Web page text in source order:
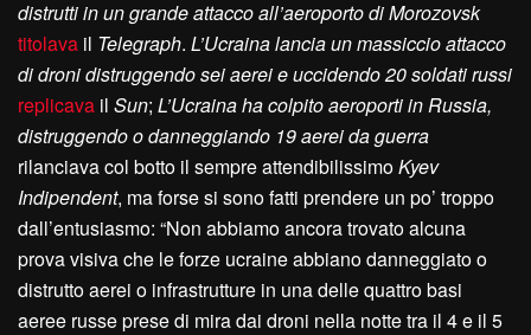
distrutti in un grande attacco all’aeroporto di Morozovsk
titolava il Telegraph. L’Ucraina lancia un massiccio attacco
di droni distruggendo sei aerei e uccidendo 20 soldati russi
replicava il Sun; L’Ucraina ha colpito aeroporti in Russia,
distruggendo o danneggiando 19 aerei da guerra
rilanciava col botto il sempre attendibilissimoKyev
Indipendent, ma forse si sono fatti prendere un po’ troppo
dall’entusiasmo: “Non abbiamo ancora trovato alcuna
prova visiva che le forze ucraine abbiano danneggiato o
distrutto aerei o infrastrutture in una delle quattro basi
aeree russe prese di mira dai droni nella notte tra il 4 e il 5